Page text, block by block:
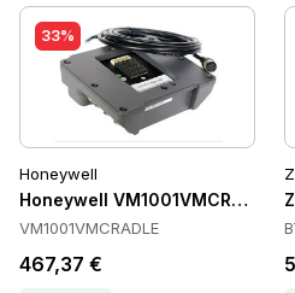
33%
Honeywell
Honeywell VM1001VMCRADLE
VM1001VMCRADLE
467,37 €